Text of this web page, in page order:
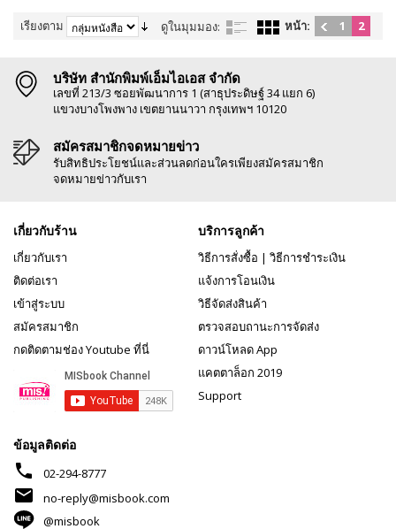
เรียงตาม ดูในมุมมอง: หน้า: 1 2
บริษัท สำนักพิมพ์เอ็มไอเอส จำกัด
เลขที่ 213/3 ซอยพัฒนาการ 1 (สาธุประดิษฐ์ 34 แยก 6)
แขวงบางโพงพาง เขตยานนาวา กรุงเทพฯ 10120
สมัครสมาชิกจดหมายข่าว
รับสิทธิประโยชน์และส่วนลดก่อนใครเพียงสมัครสมาชิก
จดหมายข่าวกับเรา
เกี่ยวกับร้าน
เกี่ยวกับเรา
ติดต่อเรา
เข้าสู่ระบบ
สมัครสมาชิก
กดติดตามช่อง Youtube ที่นี่
บริการลูกค้า
วิธีการสั่งซื้อ | วิธีการชำระเงิน
แจ้งการโอนเงิน
วิธีจัดส่งสินค้า
ตรวจสอบถานะการจัดส่ง
ดาวน์โหลด App
แคตตาล็อก 2019
Support
ข้อมูลติดต่อ
phone 02-294-8777
mail
no-reply@misbook.com
@misbook